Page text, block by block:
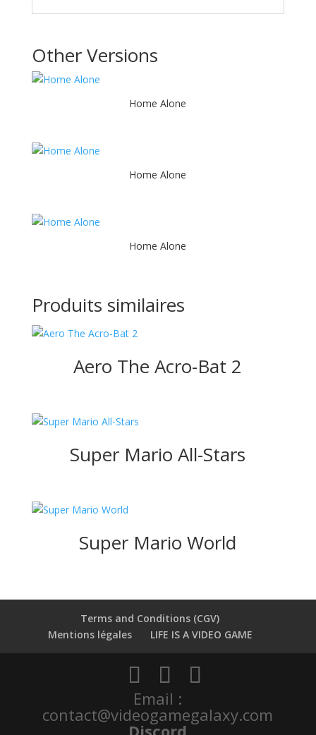
Other Versions
Home Alone
Home Alone
Home Alone
Produits similaires
Aero The Acro-Bat 2
Super Mario All-Stars
Super Mario World
Terms and Conditions (CGV)
Mentions légales
LIFE IS A VIDEO GAME
Email :
contact@videogamegalaxy.com